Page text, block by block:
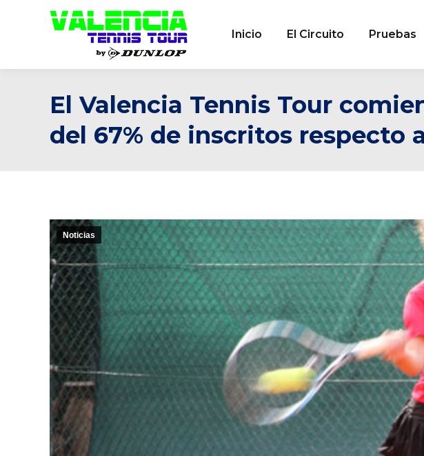
Inicio El Circuito Pruebas
El Valencia Tennis Tour
del 67% de inscritos respecto
Noticias